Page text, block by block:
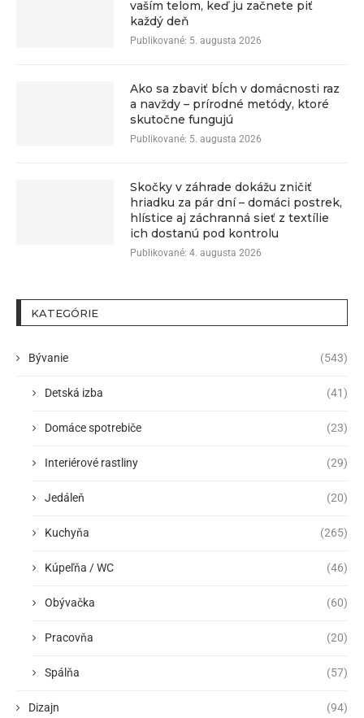
vaším telom, keď ju začnete piť
každý deň
Publikované: 5. augusta 2026
Ako sa zbaviť bĺch v domácnosti raz
a navždy – prírodné metódy, ktoré
skutočne fungujú
Publikované: 5. augusta 2026
Skočky v záhrade dokážu zničiť
hriadku za pár dní – domáci postrek,
hlístice aj záchranná sieť z textílie
ich dostanú pod kontrolu
Publikované: 4. augusta 2026
KATEGÓRIE
Bývanie (543)
Detská izba (41)
Domáce spotrebiče (23)
Interiérové rastliny (29)
Jedáleň (20)
Kuchyňa (265)
Kúpeľňa / WC (46)
Obývačka (60)
Pracovňa (20)
Spálňa (57)
Dizajn (94)